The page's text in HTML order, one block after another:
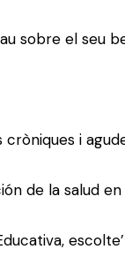
sobre el seu
i
de la salud en